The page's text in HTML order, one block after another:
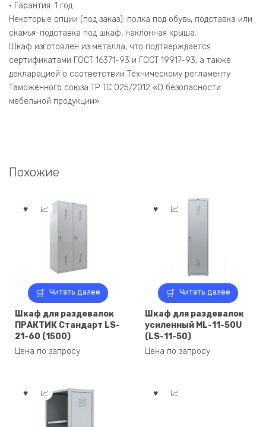
• Гарантия: 1 год.
Некоторые опции (под заказ): полка под обувь, подставка или
скамья-подставка под шкаф, наклонная крыша.
Шкаф изготовлен из металла, что подтверждается
сертификатами ГОСТ 16371-93 и ГОСТ 19917-93, а также
декларацией о соответствии Техническому регламенту
Таможенного союза ТР ТС 025/2012 «О безопасности
мебельной продукции».
Похожие
Читать далее
Шкаф для раздевалок
ПРАКТИК Стандарт LS-
21-60 (1500)
Цена по запросу
Читать далее
Шкаф для раздевалок
усиленный ML-11-50U
(LS-11-50)
Цена по запросу